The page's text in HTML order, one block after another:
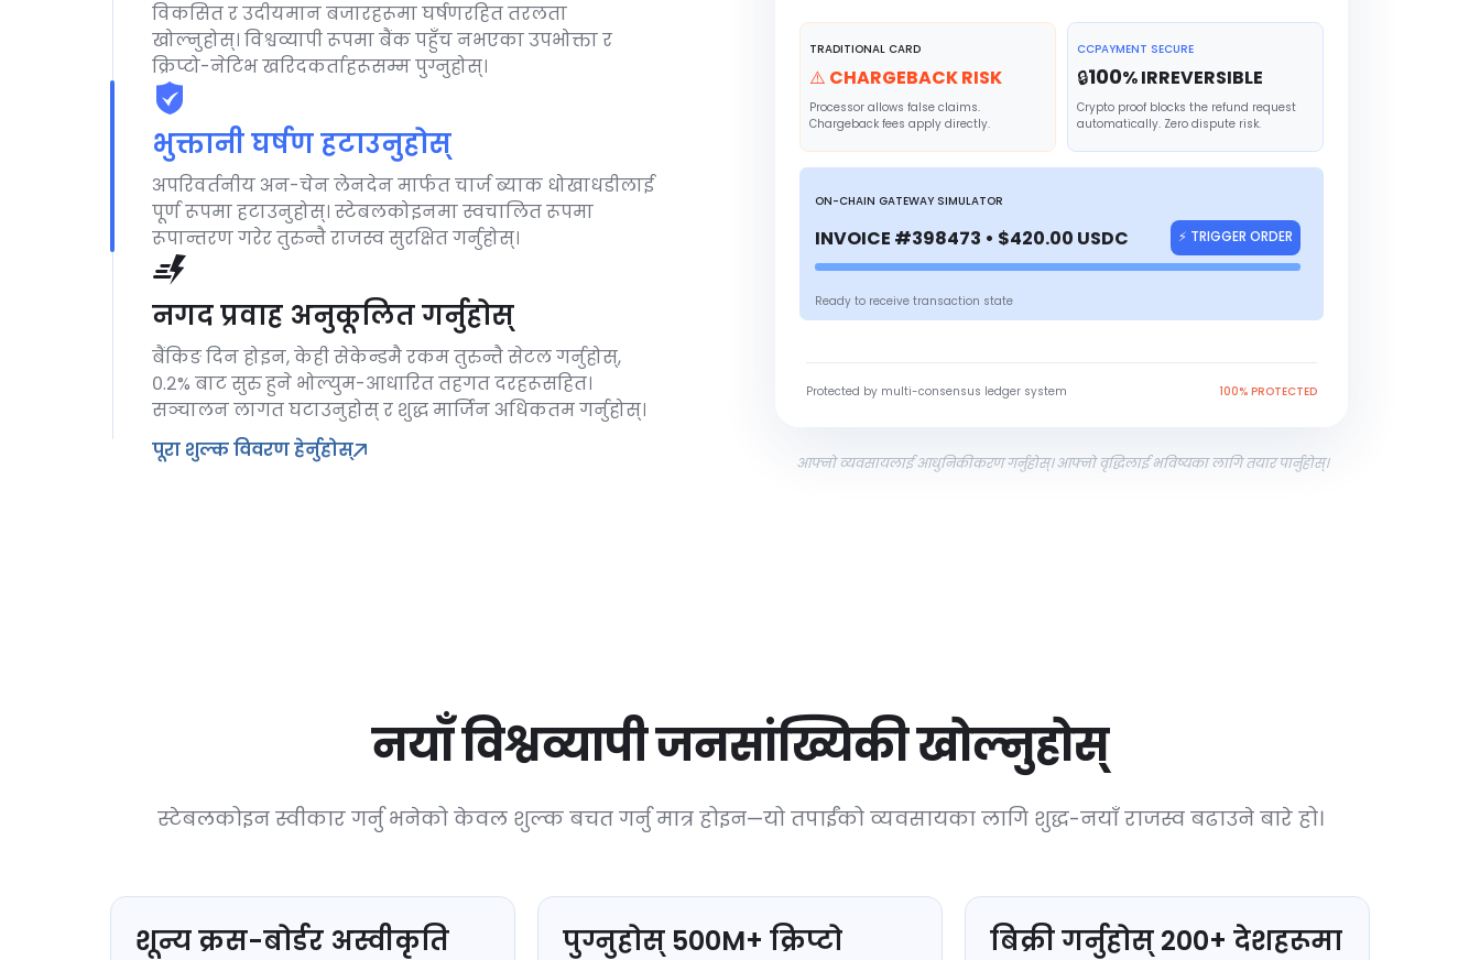
विकसित र उदीयमान बजारहरूमा घर्षणरहित तरलता
खोल्नुहोस्। विश्वव्यापी रूपमा बैंक पहुँच नभएका उपभोक्ता र
क्रिप्टो-नेटिभ खरिदकर्ताहरूसम्म पुग्नुहोस्।
भुक्तानी घर्षण हटाउनुहोस्
अपरिवर्तनीय अन-चेन लेनदेन मार्फत चार्ज ब्याक धोखाधडीलाई
पूर्ण रूपमा हटाउनुहोस्। स्टेबलकोइनमा स्वचालित रूपमा
रूपान्तरण गरेर तुरुन्तै राजस्व सुरक्षित गर्नुहोस्।
नगद प्रवाह अनुकूलित गर्नुहोस्
बैंकिङ दिन होइन, केही सेकेन्डमै रकम तुरुन्तै सेटल गर्नुहोस्,
०.२% बाट सुरु हुने भोल्युम-आधारित तहगत दरहरूसहित।
सञ्चालन लागत घटाउनुहोस् र शुद्ध मार्जिन अधिकतम गर्नुहोस्।
पूरा शुल्क विवरण हेर्नुहोस्
TRADITIONAL CARD
⚠️ CHARGEBACK RISK
Processor allows false claims.
Chargeback fees apply directly.
CCPAYMENT SECURE
🔒100% IRREVERSIBLE
Crypto proof blocks the refund request
automatically. Zero dispute risk.
ON-CHAIN GATEWAY SIMULATOR
INVOICE #398473 • $420.00 USDC ⚡ TRIGGER ORDER
Ready to receive transaction state
Protected by multi-consensus ledger system 100% PROTECTED
आफ्नो व्यवसायलाई आधुनिकीकरण गर्नुहोस्। आफ्नो वृद्धिलाई भविष्यका लागि तयार पार्नुहोस्।
नयाँ विश्वव्यापी जनसांख्यिकी खोल्नुहोस्
स्टेबलकोइन स्वीकार गर्नु भनेको केवल शुल्क बचत गर्नु मात्र होइन—यो तपाईंको व्यवसायका लागि शुद्ध-नयाँ राजस्व बढाउने बारे हो।
शून्य क्रस-बोर्डर अस्वीकृति पुग्नुहोस् 500M+ क्रिप्टो
बिक्री गर्नुहोस् 200+ देशहरूमा